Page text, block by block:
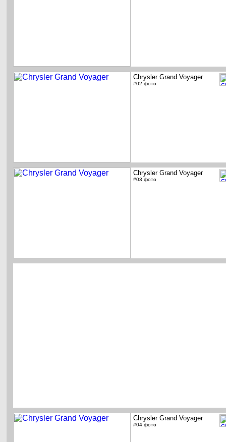
Chrysler Grand Voyager
#02 фото
Chrysler Grand Voyager
#03 фото
Chrysler Grand Voyager
#04 фото